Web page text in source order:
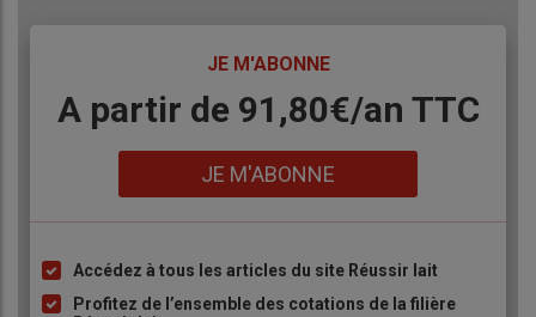
JE M'ABONNE
Body
A partir de 91,80€/an​ TTC
JE M'ABONNE
Liste
à
Accédez à tous les articles du site Réussir lait
Profitez de l’ensemble des cotations de la filière